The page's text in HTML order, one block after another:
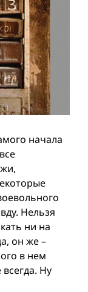
начала
Нельзя
ни на
он же –
в нем
Ну